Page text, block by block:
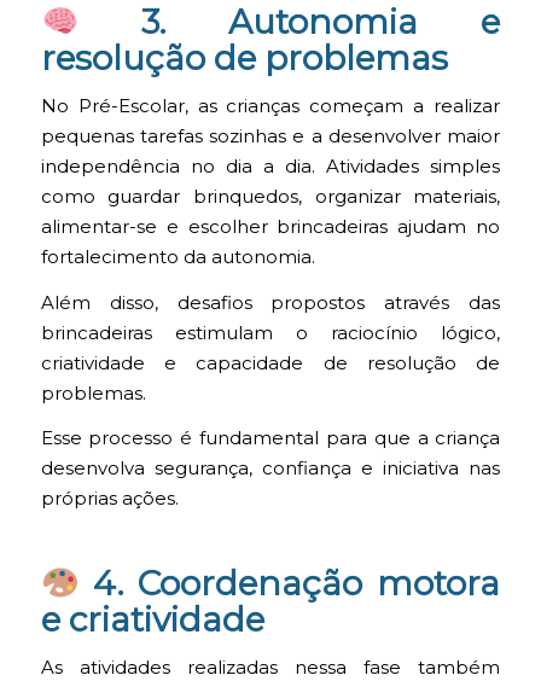
3. Autonomia e
resolução de problemas
No Pré-Escolar, as crianças começam a realizar
pequenas tarefas sozinhas e a desenvolver maior
independência no dia a dia. Atividades simples
como guardar brinquedos, organizar materiais,
alimentar-se e escolher brincadeiras ajudam no
fortalecimento da autonomia.
Além disso, desafios propostos através das
brincadeiras estimulam o raciocínio lógico,
criatividade e capacidade de resolução de
problemas.
Esse processo é fundamental para que a criança
desenvolva segurança, confiança e iniciativa nas
próprias ações.
4. Coordenação motora
e criatividade
As atividades realizadas nessa fase também